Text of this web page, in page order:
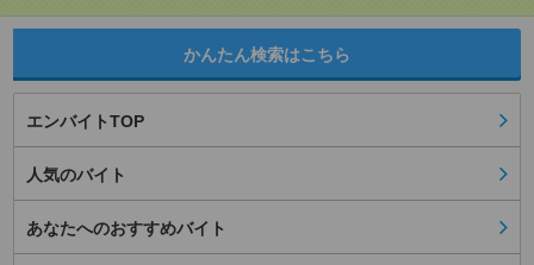
かんたん検索はこちら
エンバイトTOP
人気のバイト
あなたへのおすすめバイト